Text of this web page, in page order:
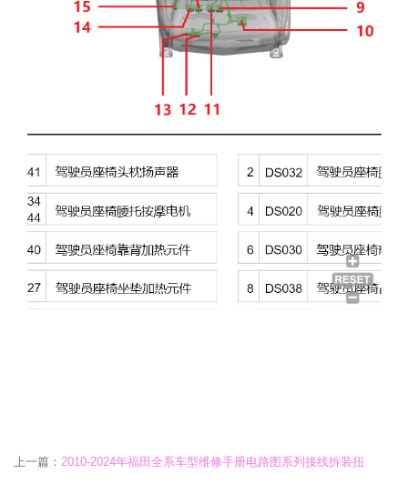
上一篇： 2010-2024年福田全系车型维修手册电路图系列接线拆装扭